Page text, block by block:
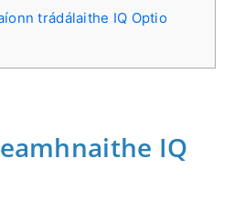
trádálaithe IQ Optio
IQ